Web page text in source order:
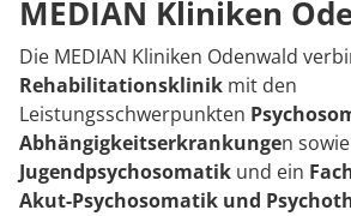
MEDIAN Kliniken
Die MEDIAN Kliniken Odenwald
Rehabilitationsklinik mit den
Leistungsschwerpunkten
Abhängigkeitserkrankungen sowie
Jugendpsychosomatik und ein
Akut-Psychosomatik und